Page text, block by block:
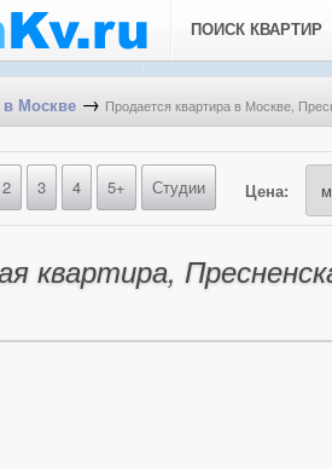
ПОИСК КВАРТИР
в Москве → Продается квартира в Москве,
2 3 4 5+ Студии Цена:
квартира,